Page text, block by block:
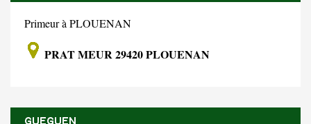
Primeur à PLOUENAN
PRAT MEUR 29420 PLOUENAN
GUEGUEN